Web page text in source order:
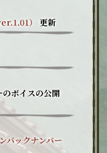
） 更新
のボイスの公開
バックナンバー